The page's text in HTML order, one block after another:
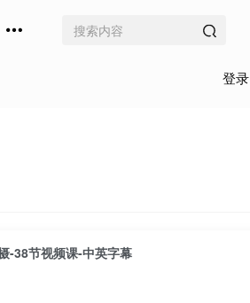
登录
-38节视频课-中英字幕